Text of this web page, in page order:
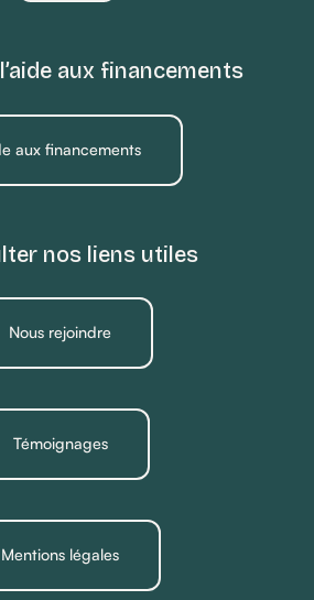
aux financements
aux financements
nos liens utiles
Nous rejoindre
Témoignages
Mentions légales